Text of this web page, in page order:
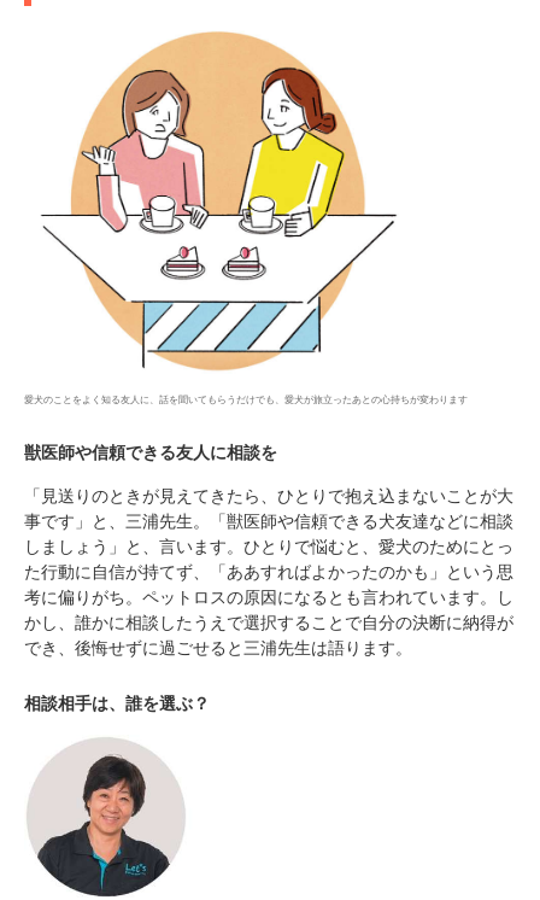
愛犬のことをよく知る友人に、話を聞いてもらうだけでも、愛犬が旅立ったあとの心持ちが変わります
獣医師や信頼できる友人に相談を
「見送りのときが見えてきたら、ひとりで抱え込まないことが大
事です」と、三浦先生。「獣医師や信頼できる犬友達などに相談
しましょう」と、言います。ひとりで悩むと、愛犬のためにとっ
た行動に自信が持てず、「ああすればよかったのかも」という思
考に偏りがち。ペットロスの原因になるとも言われています。し
かし、誰かに相談したうえで選択することで自分の決断に納得が
でき、後悔せずに過ごせると三浦先生は語ります。
相談相手は、誰を選ぶ？